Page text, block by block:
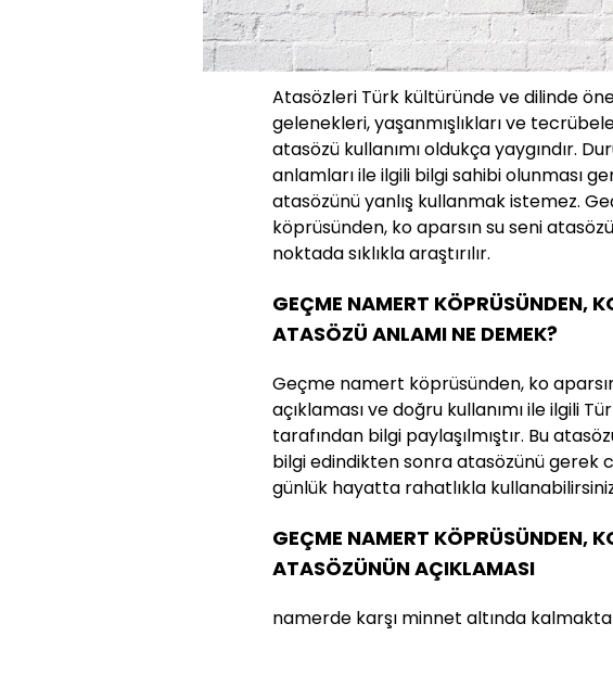
Atasözleri Türk kültüründe ve dilinde
gelenekleri, yaşanmışlıkları ve
atasözü kullanımı oldukça yaygındır.
anlamları ile ilgili bilgi sahibi olunması
atasözünü yanlış kullanmak istemez.
köprüsünden, ko aparsın su seni
noktada sıklıkla araştırılır.
GEÇME NAMERT KÖPRÜSÜNDEN,
ATASÖZÜ ANLAMI NE DEMEK?
Geçme namert köprüsünden, ko
açıklaması ve doğru kullanımı ile ilgili
tarafından bilgi paylaşılmıştır. Bu
bilgi edindikten sonra atasözünü gerek
günlük hayatta rahatlıkla
GEÇME NAMERT KÖPRÜSÜNDEN,
ATASÖZÜNÜN AÇIKLAMASI
namerde karşı minnet altında